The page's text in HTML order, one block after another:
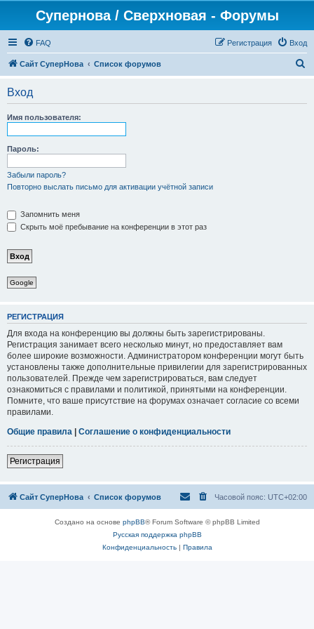
Супернова / Сверхновая - Форумы
FAQ Вход
Регистрация
Сайт СуперНова Список форумов
Вход
Имя пользователя:
Пароль:
Забыли пароль?
Повторно выслать письмо для активации учётной записи
Запомнить меня
Скрыть моё пребывание на конференции в этот раз
Google
РЕГИСТРАЦИЯ
Для входа на конференцию вы должны быть зарегистрированы.
Регистрация занимает всего несколько минут, но предоставляет вам
более широкие возможности. Администратором конференции могут быть
установлены также дополнительные привилегии для зарегистрированных
пользователей. Прежде чем зарегистрироваться, вам следует
ознакомиться с правилами и политикой, принятыми на конференции.
Помните, что ваше присутствие на форумах означает согласие со всеми
правилами.
Общие правила | Соглашение о конфиденциальности
Регистрация
Сайт СуперНова Список форумов Часовой пояс: UTC+02:00
Создано на основе phpBB® Forum Software © phpBB Limited
Русская поддержка phpBB
Конфиденциальность| Правила